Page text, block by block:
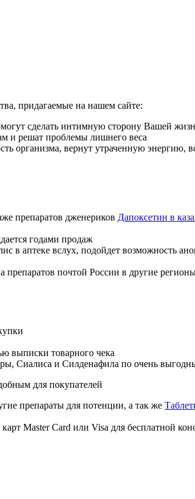
придагаемые на нашем сайте:
сделать интимную сторону Вашей
и решат проблемы лишнего веса
организма, вернут утраченную энергию,
препаратов дженериков Дапоксетин в
годами продаж
в аптеке вслух, подойдет возможность
препаратов почтой России в другие
выписки товарного чека
Сиалиса и Силденафила по очень
для покупателей
препараты для потенции, а так же
Master Card или Visa для бесплатной